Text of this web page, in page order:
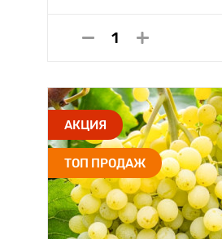
АКЦИЯ
ТОП ПРОДАЖ